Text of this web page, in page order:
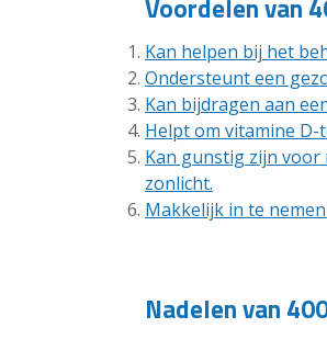
Voordelen van
Kan helpen bij het
Ondersteunt een
Kan bijdragen aan
Helpt om vitamine
Kan gunstig zijn
zonlicht.
Makkelijk in te
Nadelen van